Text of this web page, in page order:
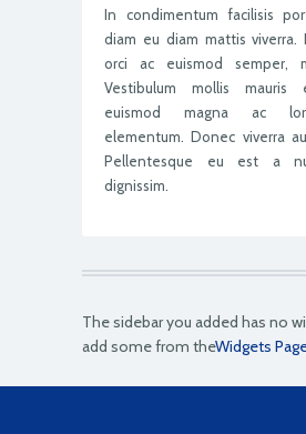
In condimentum facilisis
diam eu diam mattis viverra.
orci ac euismod semper,
Vestibulum mollis mauris
euismod magna ac
elementum. Donec viverra
Pellentesque eu est a
dignissim.
The sidebar you added has no
add some from theWidgets